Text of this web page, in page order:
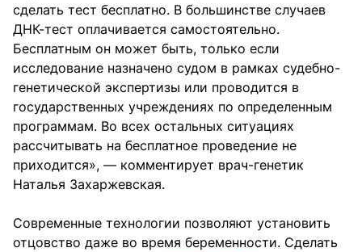
сделать тест бесплатно. В большинстве случаев
ДНК-тест оплачивается самостоятельно.
Бесплатным он может быть, только если
исследование назначено судом в рамках судебно-
генетической экспертизы или проводится в
государственных учреждениях по определенным
программам. Во всех остальных ситуациях
рассчитывать на бесплатное проведение не
приходится», — комментирует врач-генетик
Наталья Захаржевская.
Современные технологии позволяют установить
отцовство даже во время беременности. Сделать